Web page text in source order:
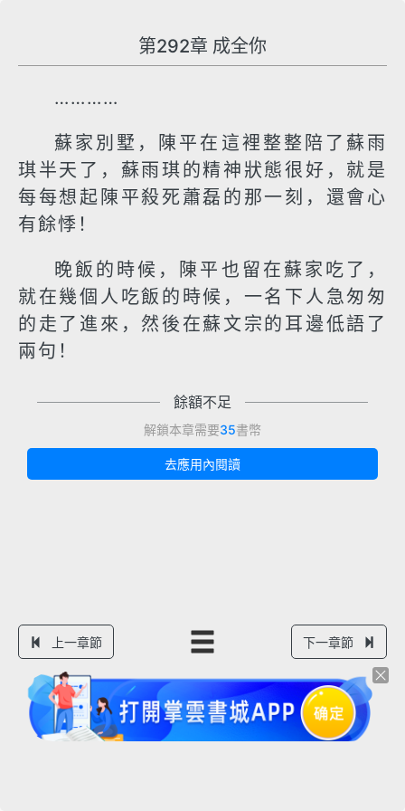
第292章 成全你
…………
蘇家別墅，陳平在這裡整整陪了蘇雨
琪半天了，蘇雨琪的精神狀態很好，就是
每每想起陳平殺死蕭磊的那一刻，還會心
有餘悸！
晚飯的時候，陳平也留在蘇家吃了，
就在幾個人吃飯的時候，一名下人急匆匆
的走了進來，然後在蘇文宗的耳邊低語了
兩句！
餘額不足
解鎖本章需要35書幣
去應用內閱讀
上一章節 下一章節